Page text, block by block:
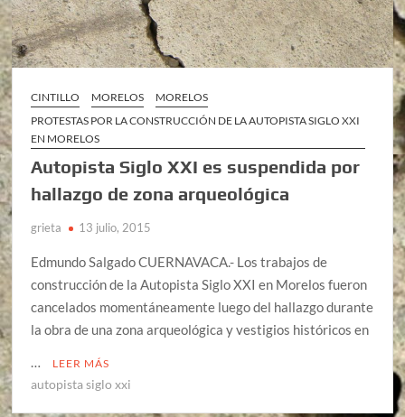
CINTILLO MORELOS
MORELOS
PROTESTAS POR LA CONSTRUCCIÓN DE LA AUTOPISTA SIGLO XXI
EN MORELOS
Autopista Siglo XXI es suspendida por
hallazgo de zona arqueológica
grieta 13 julio, 2015
Edmundo Salgado CUERNAVACA.- Los trabajos de
construcción de la Autopista Siglo XXI en Morelos fueron
cancelados momentáneamente luego del hallazgo durante
la obra de una zona arqueológica y vestigios históricos en
…
LEER MÁS
autopista siglo xxi